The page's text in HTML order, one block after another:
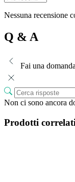
Nessuna recensione
Q & A
Fai una domanda
Non ci sono ancora
Prodotti correlati